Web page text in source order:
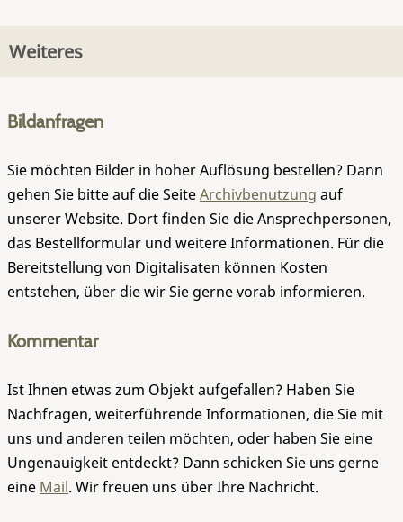
Weiteres
Bildanfragen
Sie möchten Bilder in hoher Auflösung bestellen? Dann
gehen Sie bitte auf die SeiteArchivbenutzung auf
unserer Website. Dort finden Sie die Ansprechpersonen,
das Bestellformular und weitere Informationen. Für die
Bereitstellung von Digitalisaten können Kosten
entstehen, über die wir Sie gerne vorab informieren.
Kommentar
Ist Ihnen etwas zum Objekt aufgefallen? Haben Sie
Nachfragen, weiterführende Informationen, die Sie mit
uns und anderen teilen möchten, oder haben Sie eine
Ungenauigkeit entdeckt? Dann schicken Sie uns gerne
eine Mail. Wir freuen uns über Ihre Nachricht.